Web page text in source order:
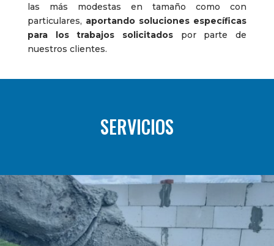
las más modestas en tamaño como con
particulares, aportando soluciones específicas
para los trabajos solicitados por parte de
nuestros clientes.
SERVICIOS